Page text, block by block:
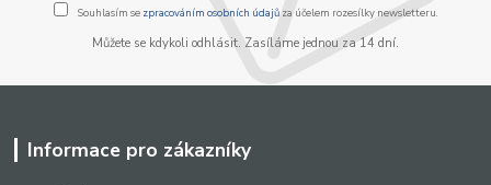
Souhlasím se zpracováním osobních údajůza účelem rozesílky newsletteru.
Můžete se kdykoli odhlásit. Zasíláme jednou za 14 dní.
Informace pro zákazníky